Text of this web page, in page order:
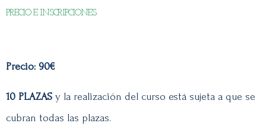
PRECIO E INSCRIPCIONES
Precio: 90€
10 PLAZAS y la realización del curso está sujeta a que se
cubran todas las plazas.